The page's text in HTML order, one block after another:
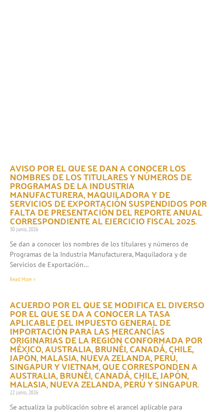
AVISO POR EL QUE SE DAN A CONOCER LOS
NOMBRES DE LOS TITULARES Y NÚMEROS DE
PROGRAMAS DE LA INDUSTRIA
MANUFACTURERA, MAQUILADORA Y DE
SERVICIOS DE EXPORTACIÓN SUSPENDIDOS POR
FALTA DE PRESENTACIÓN DEL REPORTE ANUAL
CORRESPONDIENTE AL EJERCICIO FISCAL 2025.
30 junio, 2026
Se dan a conocer los nombres de los titulares y números de
Programas de la Industria Manufacturera, Maquiladora y de
Servicios de Exportación…
Read More »
ACUERDO POR EL QUE SE MODIFICA EL DIVERSO
POR EL QUE SE DA A CONOCER LA TASA
APLICABLE DEL IMPUESTO GENERAL DE
IMPORTACIÓN PARA LAS MERCANCÍAS
ORIGINARIAS DE LA REGIÓN CONFORMADA POR
MÉXICO, AUSTRALIA, BRUNÉI, CANADÁ, CHILE,
JAPÓN, MALASIA, NUEVA ZELANDA, PERÚ,
SINGAPUR Y VIETNAM, QUE CORRESPONDEN A
AUSTRALIA, BRUNÉI, CANADÁ, CHILE, JAPÓN,
MALASIA, NUEVA ZELANDA, PERÚ Y SINGAPUR.
22 junio, 2026
Se actualiza la publicación sobre el arancel aplicable para